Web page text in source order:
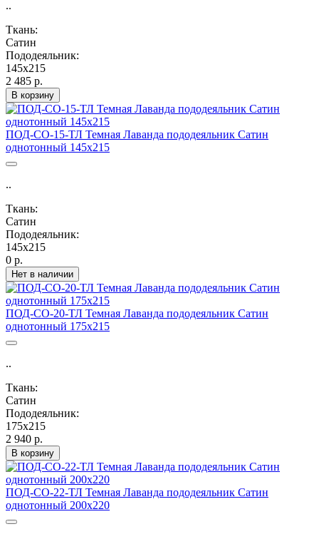
..
Ткань:
Сатин
Пододеяльник:
145х215
2 485 р.
В корзину
ПОД-СО-15-ТЛ Темная Лаванда пододеяльник Сатин
однотонный 145х215
..
Ткань:
Сатин
Пододеяльник:
145х215
0 р.
Нет в наличии
ПОД-СО-20-ТЛ Темная Лаванда пододеяльник Сатин
однотонный 175х215
..
Ткань:
Сатин
Пододеяльник:
175х215
2 940 р.
В корзину
ПОД-СО-22-ТЛ Темная Лаванда пододеяльник Сатин
однотонный 200х220